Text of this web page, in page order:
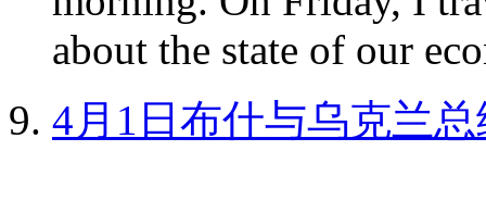
about the state of our
4月1日布什与乌克兰